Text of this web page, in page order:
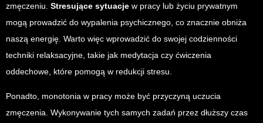
zmęczeniu. Stresujące sytuacje w pracy lub życiu prywatnym
mogą prowadzić do wypalenia psychicznego, co znacznie obniża
naszą energię. Warto więc wprowadzić do swojej codzienności
techniki relaksacyjne, takie jak medytacja czy ćwiczenia
oddechowe, które pomogą w redukcji stresu.
Ponadto, monotonia w pracy może być przyczyną uczucia
zmęczenia. Wykonywanie tych samych zadań przez dłuższy czas